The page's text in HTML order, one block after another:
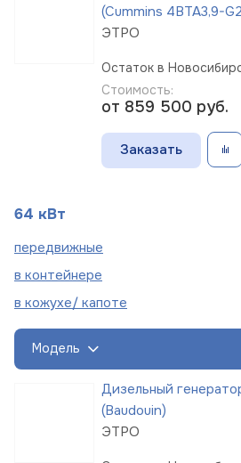
(Cummins 4BTA3,9-
ЭТРО
Остаток в
Стоимость:
от 859 500 руб.
Заказать
64 кВт
передвижные
в контейнере
в кожухе/ капоте
Модель
Дизельный
(Baudouin)
ЭТРО